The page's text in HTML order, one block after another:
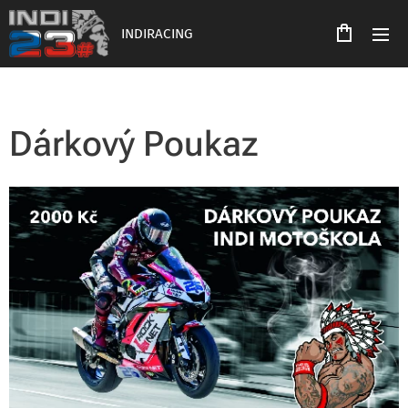
INDIRACING
Dárkový Poukaz